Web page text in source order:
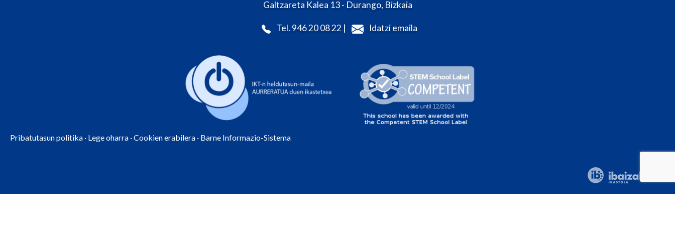
Galtzareta Kalea 13 - Durango, Bizkaia
Tel. 946 20 08 22 | Idatzi emaila
Pribatutasun politika · Lege oharra ·Cookien erabilera · Barne Informazio-Sistema